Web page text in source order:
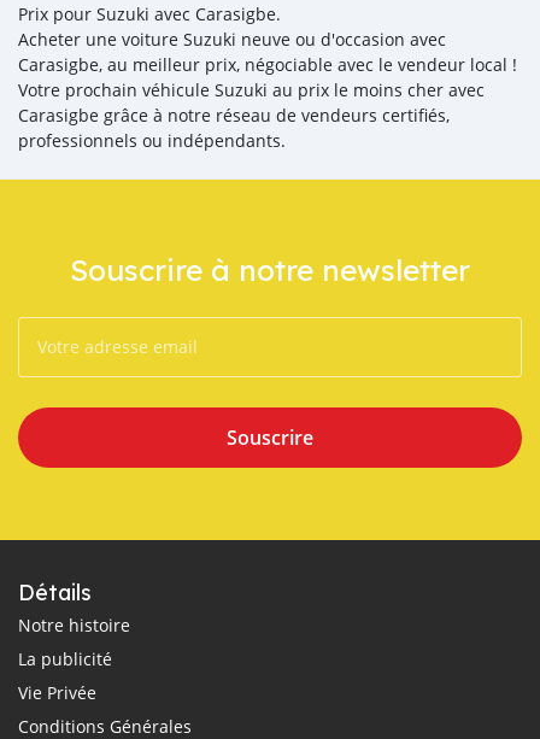
Prix pour Suzuki avec Carasigbe.
Acheter une voiture Suzuki neuve ou d'occasion avec
Carasigbe, au meilleur prix, négociable avec le vendeur local !
Votre prochain véhicule Suzuki au prix le moins cher avec
Carasigbe grâce à notre réseau de vendeurs certifiés,
professionnels ou indépendants.
Souscrire à notre newsletter
Souscrire
Détails
Notre histoire
La publicité
Vie Privée
Conditions Générales